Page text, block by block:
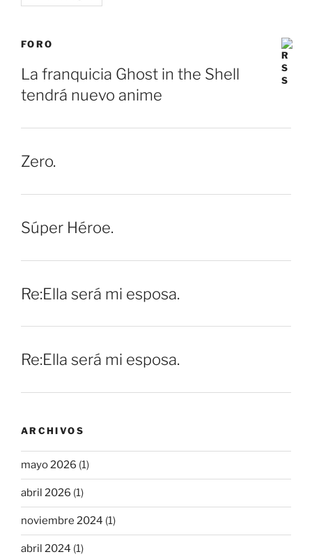
FORO
La franquicia Ghost in the Shell
tendrá nuevo anime
Zero.
Súper Héroe.
Re:Ella será mi esposa.
Re:Ella será mi esposa.
ARCHIVOS
mayo 2026 (1)
abril 2026 (1)
noviembre 2024 (1)
abril 2024 (1)